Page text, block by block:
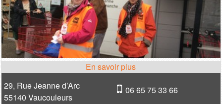
29, Rue Jeanne d’Arc
55140 Vaucouleurs
06 65 75 33 66